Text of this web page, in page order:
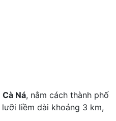
Cà Ná, nằm cách thành phố
liềm dài khoảng 3 km,